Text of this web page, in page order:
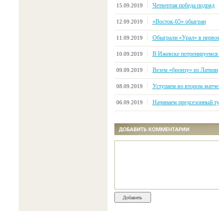
15.09.2019 Четвертая победа подряд
12.09.2019 «Восток-65» обыгран
11.09.2019 Обыграли «Урал» в
10.09.2019 В Ижевске
09.09.2019 Везем «бронзу» из Латвии
08.09.2019 Уступаем во втором
06.09.2019 Начинаем предсезонный